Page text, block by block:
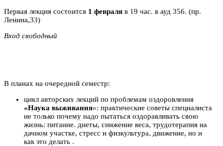
Первая лекция состоится 1 февраля в 19 час. в ауд 356. (пр.
Ленина,33)
Вход свободный
В планах на очередной семестр:
цикл авторских лекций по проблемам оздоровления
«Наука выживания»: практические советы специалиста
не только почему надо пытаться оздоравливать свою
жизнь: питание. диеты, снижение веса, трудотерапия на
дачном участке, стресс и физкультура, движение, но и
как это делать .